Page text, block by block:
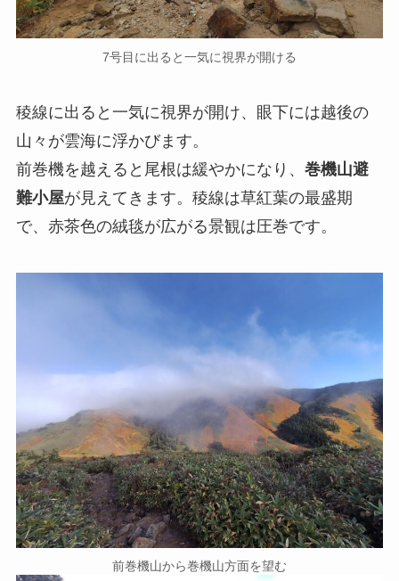
7号目に出ると一気に視界が開ける
稜線に出ると一気に視界が開け、眼下には越後の
山々が雲海に浮かびます。
前巻機を越えると尾根は緩やかになり、 巻機山避
難小屋が見えてきます。稜線は草紅葉の最盛期
で、赤茶色の絨毯が広がる景観は圧巻です。
前巻機山から巻機山方面を望む